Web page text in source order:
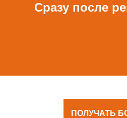
Сразу после
ПОЛУЧАТЬ